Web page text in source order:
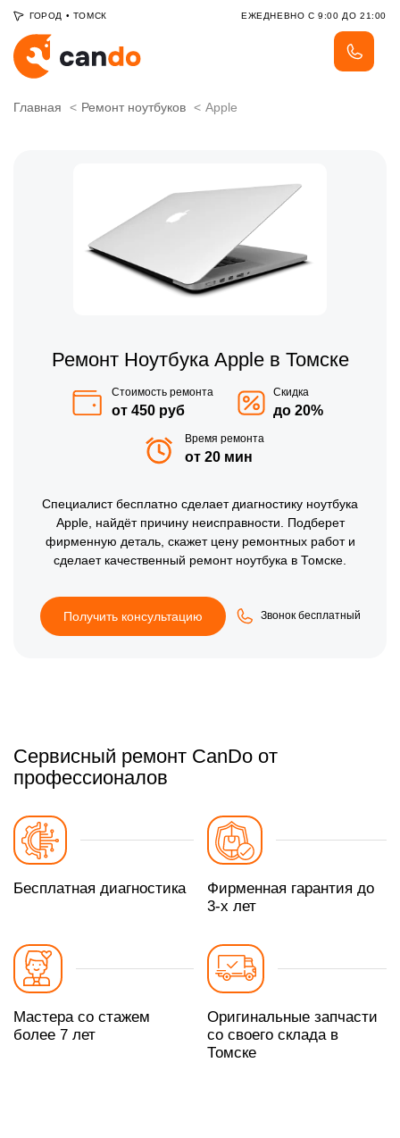
ГОРОД • ТОМСК ЕЖЕДНЕВНО С 9:00 ДО 21:00
Главная Ремонт ноутбуков Apple
Ремонт Ноутбука Apple в Томске
Стоимость ремонта
от 450 руб
Скидка
до 20%
Время ремонта
от 20 мин
Специалист бесплатно сделает диагностику ноутбука
Apple, найдёт причину неисправности. Подберет
фирменную деталь, скажет цену ремонтных работ и
сделает качественный ремонт ноутбука в Томске.
Получить консультацию Звонок бесплатный
Сервисный ремонт CanDo от
профессионалов
Бесплатная диагностика
Фирменная гарантия до
3-х лет
Мастера со стажем
более 7 лет
Оригинальные запчасти
со своего склада в
Томске